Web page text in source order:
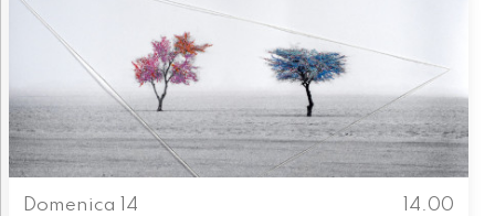
Domenica 14
14.00